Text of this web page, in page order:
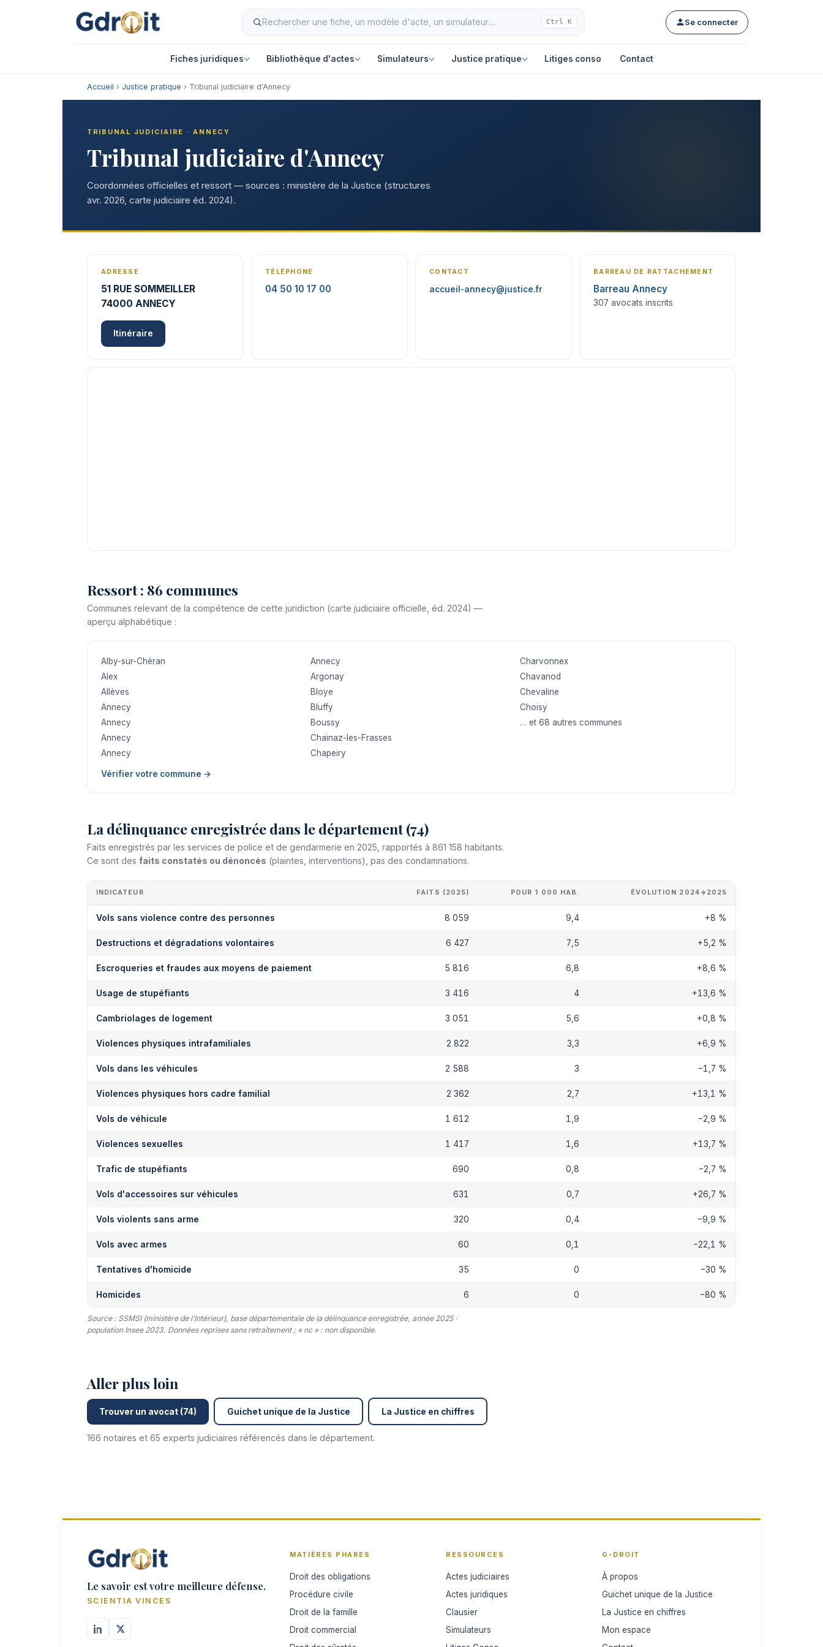
Ctrl K Se connecter
Fiches juridiques Bibliothèque d'actes Simulateurs Justice pratique Litiges conso Contact
Accueil › Justice pratique › Tribunal judiciaire d'Annecy
TRIBUNAL JUDICIAIRE · ANNECY
Tribunal judiciaire d'Annecy
Coordonnées officielles et ressort — sources : ministère de la Justice (structures
avr. 2026, carte judiciaire éd. 2024).
ADRESSE
51 RUE SOMMEILLER
74000 ANNECY
Itinéraire
TÉLÉPHONE
04 50 10 17 00
CONTACT
accueil-annecy@justice.fr
BARREAU DE RATTACHEMENT
Barreau Annecy
307 avocats inscrits
Ressort : 86 communes
Communes relevant de la compétence de cette juridiction (carte judiciaire officielle, éd. 2024) —
aperçu alphabétique :
Alby-sur-Chéran
Alex
Allèves
Annecy
Annecy
Annecy
Annecy
Annecy
Argonay
Bloye
Bluffy
Boussy
Chainaz-les-Frasses
Chapeiry
Charvonnex
Chavanod
Chevaline
Choisy
… et 68 autres communes
Vérifier votre commune →
La délinquance enregistrée dans le département (74)
Faits enregistrés par les services de police et de gendarmerie en 2025, rapportés à 861 158 habitants.
Ce sont des faits constatés ou dénoncés (plaintes, interventions), pas des condamnations.
INDICATEUR FAITS (2025) POUR 1 000 HAB. ÉVOLUTION 2024→2025
Vols sans violence contre des personnes 8 059 9,4 +8 %
Destructions et dégradations volontaires 6 427 7,5 +5,2 %
Escroqueries et fraudes aux moyens de paiement 5 816 6,8 +8,6 %
Usage de stupéfiants 3 416 4 +13,6 %
Cambriolages de logement 3 051 5,6 +0,8 %
Violences physiques intrafamiliales 2 822 3,3 +6,9 %
Vols dans les véhicules 2 588 3 −1,7 %
Violences physiques hors cadre familial 2 362 2,7 +13,1 %
Vols de véhicule 1 612 1,9 −2,9 %
Violences sexuelles 1 417 1,6 +13,7 %
Trafic de stupéfiants 690 0,8 −2,7 %
Vols d'accessoires sur véhicules 631 0,7 +26,7 %
Vols violents sans arme 320 0,4 −9,9 %
Vols avec armes 60 0,1 −22,1 %
Tentatives d'homicide 35 0 −30 %
Homicides 6 0 −80 %
Source : SSMSI (ministère de l’Intérieur), base départementale de la délinquance enregistrée, année 2025 ·
population Insee 2023. Données reprises sans retraitement ; « nc » : non disponible.
Aller plus loin
Trouver un avocat (74) Guichet unique de la Justice La Justice en chiffres
166 notaires et 65 experts judiciaires référencés dans le département.
Le savoir est votre meilleure défense.
SCIENTIA VINCES
MATIÈRES PHARES
Droit des obligations
Procédure civile
Droit de la famille
Droit commercial
RESSOURCES
Actes judiciaires
Actes juridiques
Clausier
Simulateurs
G-DROIT
À propos
Guichet unique de la Justice
La Justice en chiffres
Mon espace